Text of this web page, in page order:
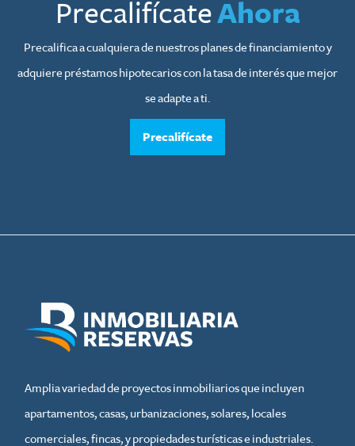
PrecalifícateAhora
Precalifica a cualquiera de nuestros planes de financiamiento y
adquiere préstamos hipotecarios con la tasa de interés que mejor
se adapte a ti.
Precalifícate
Amplia variedad de proyectos inmobiliarios que incluyen
apartamentos, casas, urbanizaciones, solares, locales
comerciales, fincas, y propiedades turísticas e industriales.